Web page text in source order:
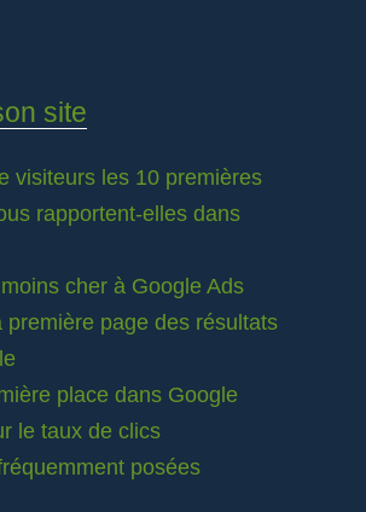
site
visiteurs les 10 premières
rapportent-elles dans
cher à Google Ads
première page des résultats
place dans Google
le taux de clics
posées